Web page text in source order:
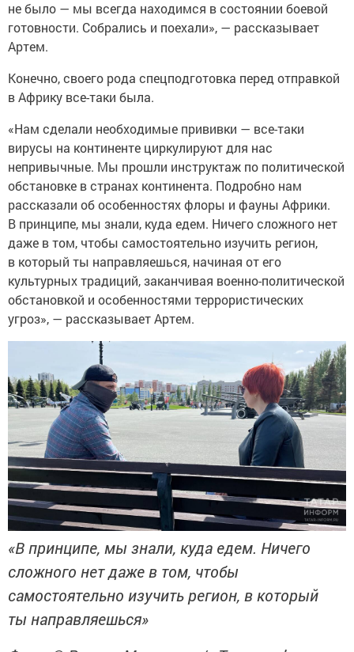
не было — мы всегда находимся в состоянии боевой
готовности. Собрались и поехали», — рассказывает
Артем.
Конечно, своего рода спецподготовка перед отправкой
в Африку все-таки была.
«Нам сделали необходимые прививки — все-таки
вирусы на континенте циркулируют для нас
непривычные. Мы прошли инструктаж по политической
обстановке в странах континента. Подробно нам
рассказали об особенностях флоры и фауны Африки.
В принципе, мы знали, куда едем. Ничего сложного нет
даже в том, чтобы самостоятельно изучить регион,
в который ты направляешься, начиная от его
культурных традиций, заканчивая военно-политической
обстановкой и особенностями террористических
угроз», — рассказывает Артем.
«В принципе, мы знали, куда едем. Ничего
сложного нет даже в том, чтобы
самостоятельно изучить регион, в который
ты направляешься»